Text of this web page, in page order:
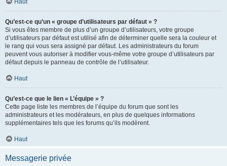
Haut
Qu’est-ce qu’un « groupe d’utilisateurs par défaut » ?
Si vous êtes membre de plus d’un groupe d’utilisateurs, votre groupe
d’utilisateurs par défaut est utilisé afin de déterminer quelle sera la couleur et
le rang qui vous sera assigné par défaut. Les administrateurs du forum
peuvent vous autoriser à modifier vous-même votre groupe d’utilisateurs par
défaut depuis le panneau de contrôle de l’utilisateur.
Haut
Qu’est-ce que le lien « L’équipe » ?
Cette page liste les membres de l’équipe du forum que sont les
administrateurs et les modérateurs, en plus de quelques informations
supplémentaires tels que les forums qu’ils modèrent.
Haut
Messagerie privée